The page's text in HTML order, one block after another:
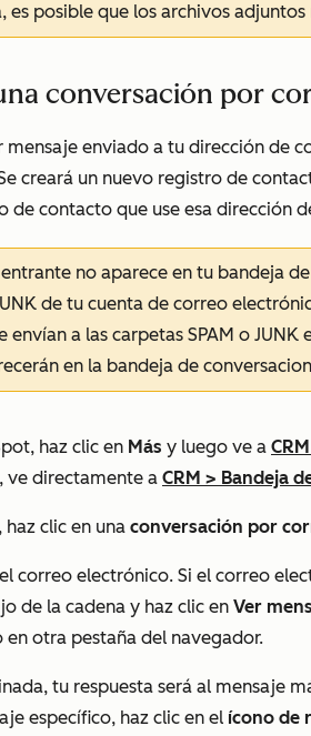
es posible que los archivos adjuntos
conversación por
mensaje enviado a tu dirección de
creará un nuevo registro de
de contacto que use esa dirección
no aparece en tu bandeja
de tu cuenta de correo
envían a las carpetas SPAM o
en la bandeja de
haz clic en Más y luego ve a CRM
ve directamente a CRM > Bandeja
clic en una conversación por
correo electrónico. Si el correo
de la cadena y haz clic en Ver
otra pestaña del navegador.
tu respuesta será al mensaje
específico, haz clic en el ícono de